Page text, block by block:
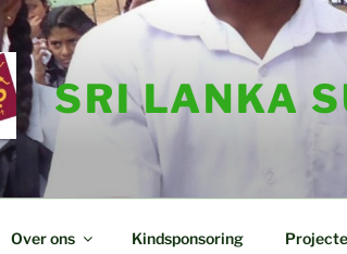
SRI LANKA
Over ons Kindsponsoring